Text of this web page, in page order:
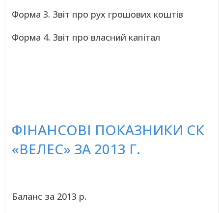
Форма 3. Звіт про рух грошових коштів
Форма 4. Звіт про власний капітал
ФІНАНСОВІ ПОКАЗНИКИ СК
«ВЕЛЕС» ЗА 2013 Г.
Баланс за 2013 р.